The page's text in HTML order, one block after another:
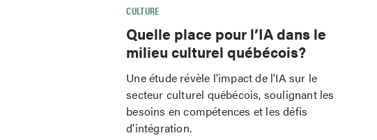
CULTURE
Quelle place pour l’IA dans le
milieu culturel québécois?
Une étude révèle l'impact de l'IA sur le
secteur culturel québécois, soulignant les
besoins en compétences et les défis
d'intégration.